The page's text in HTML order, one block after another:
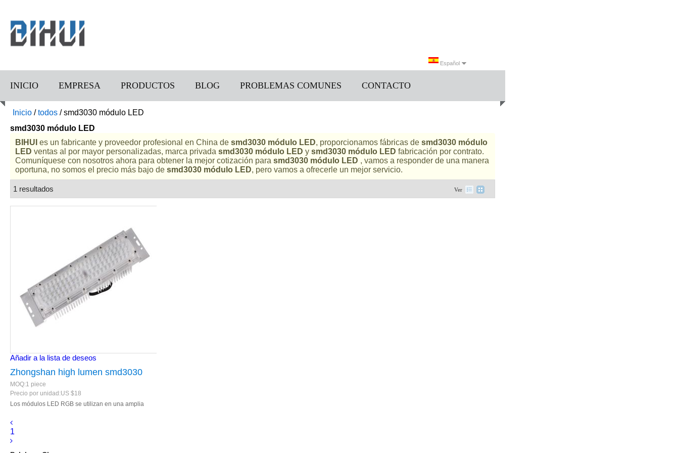
Español
INICIO EMPRESA PRODUCTOS BLOG PROBLEMAS COMUNES CONTACTO
Inicio /todos /smd3030 módulo LED
smd3030 módulo LED
BIHUI es un fabricante y proveedor profesional en China de smd3030 módulo LED, proporcionamos fábricas de smd3030 módulo
LED ventas al por mayor personalizadas, marca privada smd3030 módulo LED y smd3030 módulo LED fabricación por contrato.
Comuníquese con nosotros ahora para obtener la mejor cotización para smd3030 módulo LED , vamos a responder de una manera
oportuna, no somos el precio más bajo de smd3030 módulo LED, pero vamos a ofrecerle un mejor servicio.
1 resultados Ver
Añadir a la lista de deseos
Zhongshan high lumen smd3030
40w 50w 60w módulo LED RGB
para lámparas de crecimiento de
plantas
MOQ:1 piece
Precio por unidad:US $18
Los módulos LED RGB se utilizan en una amplia
crecimiento de plantas.
1